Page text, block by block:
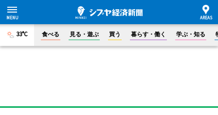
33°C 食べる 見る・遊ぶ 買う 暮らす・働く 学ぶ・知る